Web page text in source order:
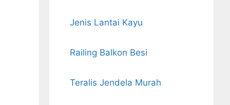
Jenis Lantai Kayu
Railing Balkon Besi
Teralis Jendela Murah